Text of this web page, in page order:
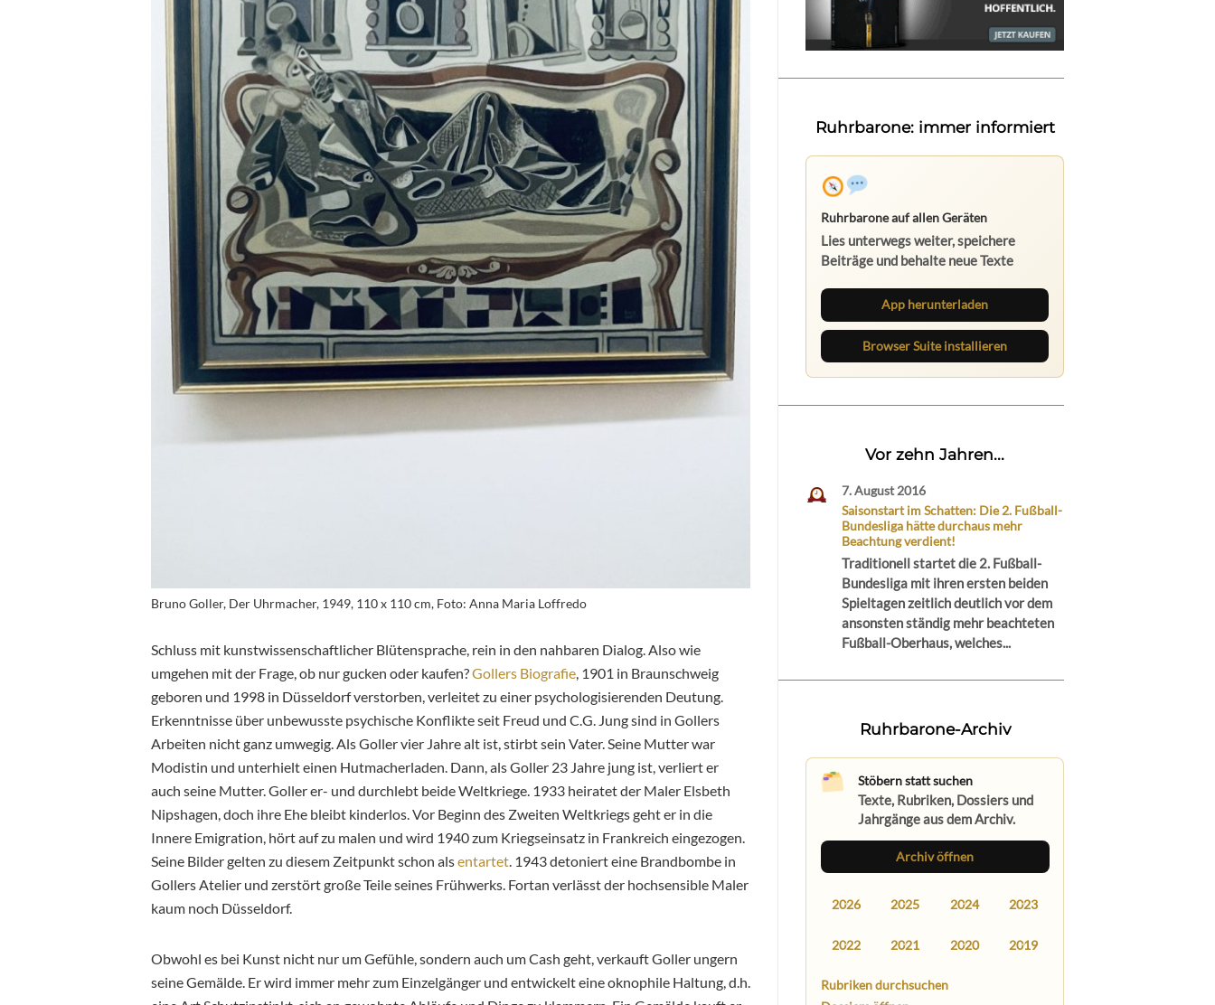
Bruno Goller, Der Uhrmacher, 1949, 110 x 110 cm, Foto: Anna Maria Loffredo
Schluss mit kunstwissenschaftlicher Blütensprache, rein in den nahbaren Dialog. Also wie
umgehen mit der Frage, ob nur gucken oder kaufen?Gollers Biografie , 1901 in Braunschweig
geboren und 1998 in Düsseldorf verstorben, verleitet zu einer psychologisierenden Deutung.
Erkenntnisse über unbewusste psychische Konflikte seit Freud und C.G. Jung sind in Gollers
Arbeiten nicht ganz umwegig. Als Goller vier Jahre alt ist, stirbt sein Vater. Seine Mutter war
Modistin und unterhielt einen Hutmacherladen. Dann, als Goller 23 Jahre jung ist, verliert er
auch seine Mutter. Goller er- und durchlebt beide Weltkriege. 1933 heiratet der Maler Elsbeth
Nipshagen, doch ihre Ehe bleibt kinderlos. Vor Beginn des Zweiten Weltkriegs geht er in die
Innere Emigration, hört auf zu malen und wird 1940 zum Kriegseinsatz in Frankreich eingezogen.
Seine Bilder gelten zu diesem Zeitpunkt schon alsentartet . 1943 detoniert eine Brandbombe in
Gollers Atelier und zerstört große Teile seines Frühwerks. Fortan verlässt der hochsensible Maler
kaum noch Düsseldorf.
Obwohl es bei Kunst nicht nur um Gefühle, sondern auch um Cash geht, verkauft Goller ungern
seine Gemälde. Er wird immer mehr zum Einzelgänger und entwickelt eine oknophile Haltung, d.h.
Ruhrbarone: immer informiert
Ruhrbarone auf allen Geräten
Lies unterwegs weiter, speichere
Beiträge und behalte neue Texte
App herunterladen
Browser Suite installieren
Vor zehn Jahren...
7. August 2016
Saisonstart im Schatten: Die 2. Fußball-
Bundesliga hätte durchaus mehr
Beachtung verdient!
Traditionell startet die 2. Fußball-
Bundesliga mit ihren ersten beiden
Spieltagen zeitlich deutlich vor dem
ansonsten ständig mehr beachteten
Fußball-Oberhaus, welches...
Ruhrbarone-Archiv
Stöbern statt suchen
Texte, Rubriken, Dossiers und
Jahrgänge aus dem Archiv.
Archiv öffnen
2026 2025 2024 2023
2022 2021 2020 2019
Rubriken durchsuchen